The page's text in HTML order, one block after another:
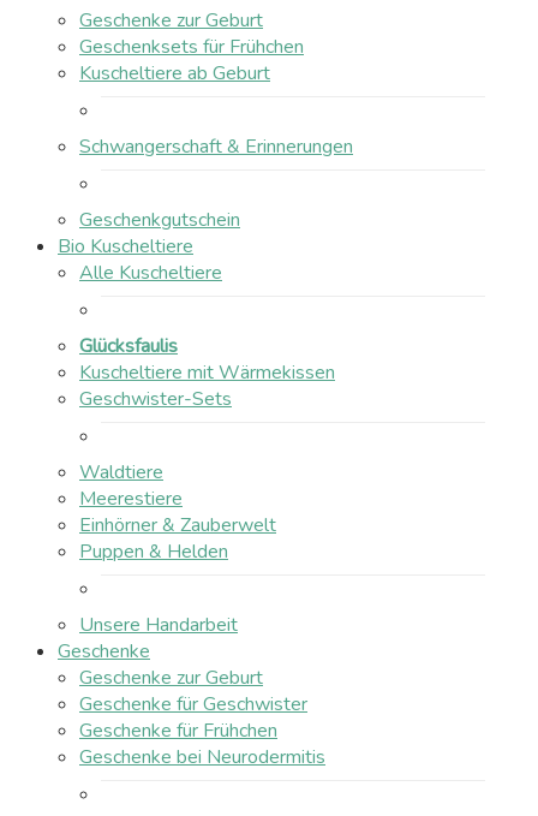
Geschenke zur Geburt
Geschenksets für Frühchen
Kuscheltiere ab Geburt
Schwangerschaft & Erinnerungen
Geschenkgutschein
Bio Kuscheltiere
Alle Kuscheltiere
Glücksfaulis
Kuscheltiere mit Wärmekissen
Geschwister-Sets
Waldtiere
Meerestiere
Einhörner & Zauberwelt
Puppen & Helden
Unsere Handarbeit
Geschenke
Geschenke zur Geburt
Geschenke für Geschwister
Geschenke für Frühchen
Geschenke bei Neurodermitis